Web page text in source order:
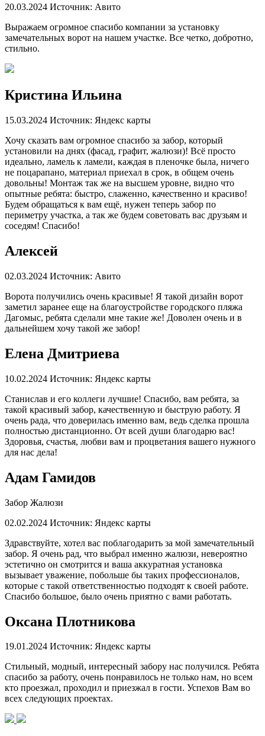
20.03.2024 Источник: Авито
Выражаем огромное спасибо компании за установку
замечательных ворот на нашем участке. Все четко, добротно,
стильно.
Кристина Ильина
15.03.2024 Источник: Яндекс карты
Хочу сказать вам огромное спасибо за забор, который
установили на днях (фасад, графит, жалюзи)! Всё просто
идеально, ламель к ламели, каждая в пленочке была, ничего
не поцарапано, материал приехал в срок, в общем очень
довольны! Монтаж так же на высшем уровне, видно что
опытные ребята: быстро, слаженно, качественно и красиво!
Будем обращаться к вам ещё, нужен теперь забор по
периметру участка, а так же будем советовать вас друзьям и
соседям! Спасибо!
Алексей
02.03.2024 Источник: Авито
Ворота получились очень красивые! Я такой дизайн ворот
заметил заранее еще на благоустройстве городского пляжа
Дагомыс, ребята сделали мне такие же! Доволен очень и в
дальнейшем хочу такой же забор!
Елена Дмитриева
10.02.2024 Источник: Яндекс карты
Станислав и его коллеги лучшие! Спасибо, вам ребята, за
такой красивый забор, качественную и быструю работу. Я
очень рада, что доверилась именно вам, ведь сделка прошла
полностью дистанционно. От всей души благодарю вас!
Здоровья, счастья, любви вам и процветания вашего нужного
для нас дела!
Адам Гамидов
Забор Жалюзи
02.02.2024 Источник: Яндекс карты
Здравствуйте, хотел вас поблагодарить за мой замечательный
забор. Я очень рад, что выбрал именно жалюзи, невероятно
эстетично он смотрится и ваша аккуратная установка
вызывает уважение, побольше бы таких профессионалов,
которые с такой ответственностью подходят к своей работе.
Спасибо большое, было очень приятно с вами работать.
Оксана Плотникова
19.01.2024 Источник: Яндекс карты
Стильный, модный, интересный забору нас получился. Ребята
спасибо за работу, очень понравилось не только нам, но всем
кто проезжал, проходил и приезжал в гости. Успехов Вам во
всех следующих проектах.